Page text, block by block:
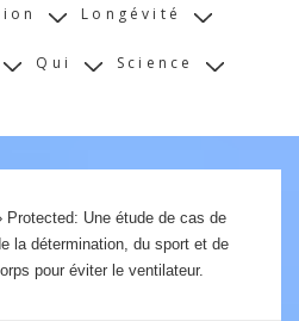
Longévité
Qui Science
Protected: Une étude de cas de
la détermination, du sport et de
pour éviter le ventilateur.